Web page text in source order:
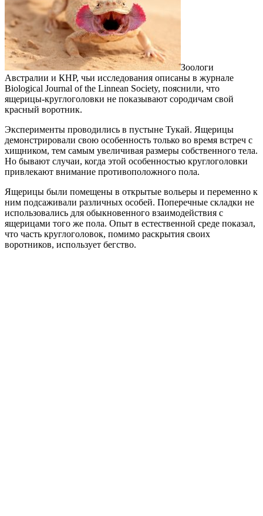
Зоологи
Австралии и КНР, чьи исследования описаны в журнале
Biological Journal of the Linnean Society, пояснили, что
ящерицы-круглоголовки не показывают сородичам свой
красный воротник.
Эксперименты проводились в пустыне Тукай. Ящерицы
демонстрировали свою особенность только во время встреч с
хищником, тем самым увеличивая размеры собственного тела.
Но бывают случаи, когда этой особенностью круглоголовки
привлекают внимание противоположного пола.
Ящерицы были помещены в открытые вольеры и переменно к
ним подсаживали различных особей. Поперечные складки не
использовались для обыкновенного взаимодействия с
ящерицами того же пола. Опыт в естественной среде показал,
что часть круглоголовок, помимо раскрытия своих
воротников, использует бегство.